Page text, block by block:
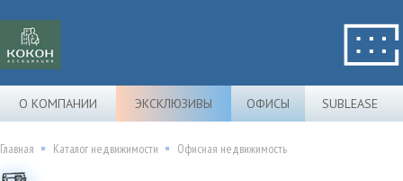
О КОМПАНИИ ЭКСКЛЮЗИВЫ ОФИСЫ SUBLEASE
Главная Каталог недвижимости Офисная недвижимость